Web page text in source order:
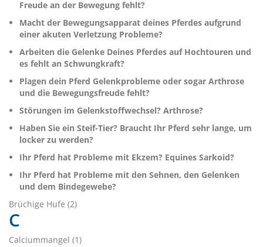
Freude an der Bewegung fehlt?
Macht der Bewegungsapparat deines Pferdes aufgrund
einer akuten Verletzung Probleme?
Arbeiten die Gelenke Deines Pferdes auf Hochtouren und
es fehlt an Schwungkraft?
Plagen dein Pferd Gelenkprobleme oder sogar Arthrose
und die Bewegungsfreude fehlt?
Störungen im Gelenkstoffwechsel? Arthrose?
Haben Sie ein Steif-Tier? Braucht Ihr Pferd sehr lange, um
locker zu werden?
Ihr Pferd hat Probleme mit Ekzem? Equines Sarkoid?
Ihr Pferd hat Probleme mit den Sehnen, den Gelenken
und dem Bindegewebe?
Brüchige Hufe (2)
C
Calciummangel (1)